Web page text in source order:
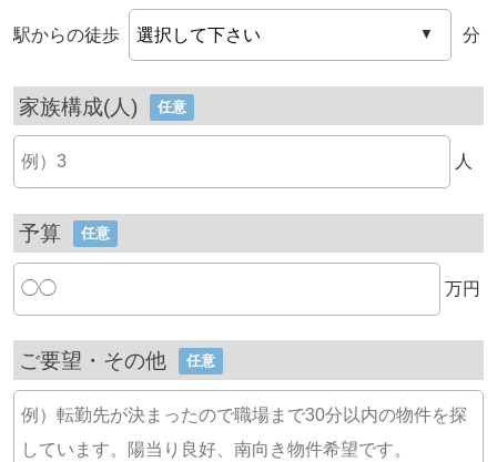
▼
駅からの徒歩 分
家族構成(人) 任意
人
予算 任意
万円
ご要望・その他 任意